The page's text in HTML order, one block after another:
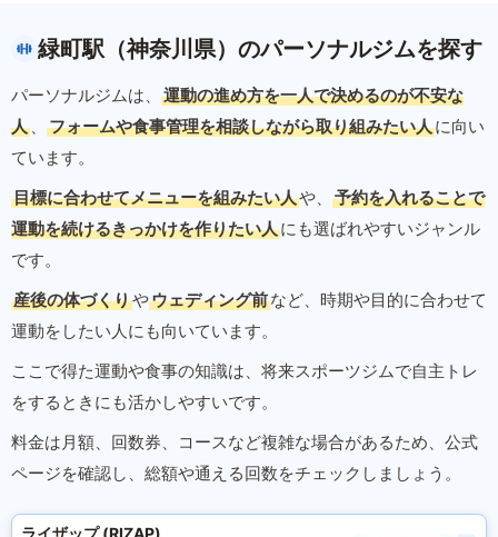
緑町駅（神奈川県）のパーソナルジムを探す
パーソナルジムは、
運動の進め方を一人で決めるのが不安な
人 、 フォームや食事管理を相談しながら取り組みたい人に向い
ています。
目標に合わせてメニューを組みたい人や、
予約を入れることで
運動を続けるきっかけを作りたい人にも選ばれやすいジャンル
です。
産後の体づくりやウェディング前など、時期や目的に合わせて
運動をしたい人にも向いています。
ここで得た運動や食事の知識は、将来スポーツジムで自主トレ
をするときにも活かしやすいです。
料金は月額、回数券、コースなど複雑な場合があるため、公式
ページを確認し、総額や通える回数をチェックしましょう。